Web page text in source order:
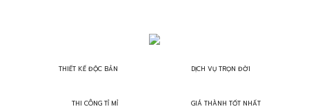
THIẾT KẾ ĐỘC BẢN
THI CÔNG TỈ MỈ
DỊCH VỤ TRỌN ĐỜI
GIÁ THÀNH TỐT NHẤT